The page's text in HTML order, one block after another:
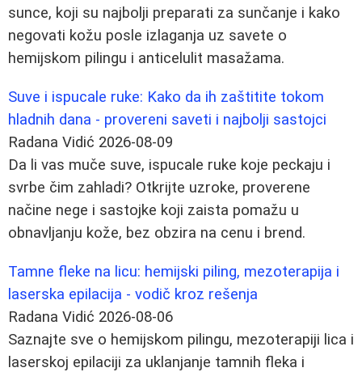
sunce, koji su najbolji preparati za sunčanje i kako
negovati kožu posle izlaganja uz savete o
hemijskom pilingu i anticelulit masažama.
Suve i ispucale ruke: Kako da ih zaštitite tokom
hladnih dana - provereni saveti i najbolji sastojci
Radana Vidić 2026-08-09
Da li vas muče suve, ispucale ruke koje peckaju i
svrbe čim zahladi? Otkrijte uzroke, proverene
načine nege i sastojke koji zaista pomažu u
obnavljanju kože, bez obzira na cenu i brend.
Tamne fleke na licu: hemijski piling, mezoterapija i
laserska epilacija - vodič kroz rešenja
Radana Vidić 2026-08-06
Saznajte sve o hemijskom pilingu, mezoterapiji lica i
laserskoj epilaciji za uklanjanje tamnih fleka i